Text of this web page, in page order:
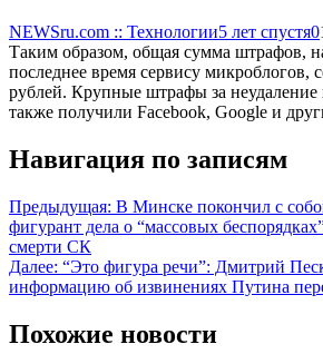
NEWSru.com :: Технологии5 лет спустя0
Таким образом, общая сумма штрафов,
последнее время сервису микроблогов,
рублей. Крупные штрафы за
также получили Facebook, Google и
Навигация по записям
Предыдущая: В Минске покончил с
фигурант дела о “массовых
смерти СК
Далее: “Это фигура речи”: Дмитрий
информацию об извинениях Путина
Похожие новости